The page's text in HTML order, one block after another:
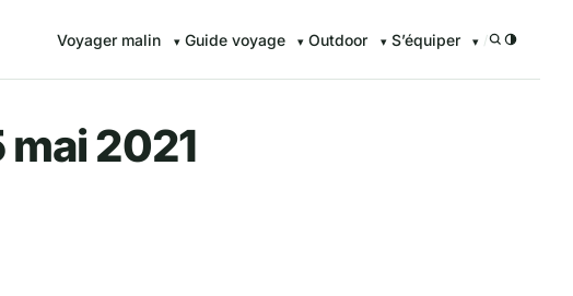
malin avec
Voyager malin Guide voyage Outdoor S’équiper /
mai 2021